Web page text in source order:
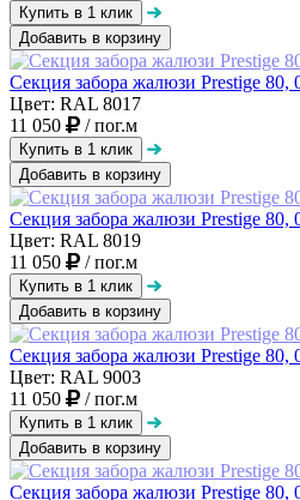
Добавить в корзину
Секция забора жалюзи Prestige
Цвет: RAL 8017
11 050
/ пог.м
Добавить в корзину
Секция забора жалюзи Prestige
Цвет: RAL 8019
11 050
/ пог.м
Добавить в корзину
Секция забора жалюзи Prestige
Цвет: RAL 9003
11 050
/ пог.м
Добавить в корзину
Секция забора жалюзи Prestige